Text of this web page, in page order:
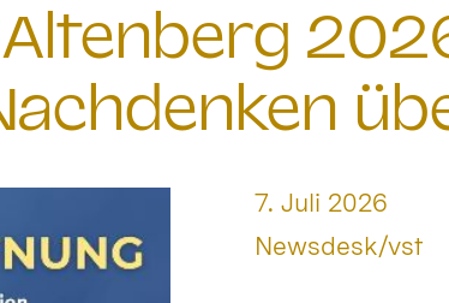
Datum:
7. Juli 2026
Von:
Newsdesk/vst